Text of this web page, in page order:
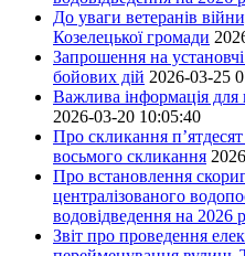
До уваги ветеранів
Козелецької громади
Запрошення на
бойових дій 2026-03-25
Важлива інформація для
2026-03-20 10:05:40
Про скликання п’ятдесят
восьмого скликання
Про встановлення
централізованого
водовідведення на 2026
Звіт про проведення